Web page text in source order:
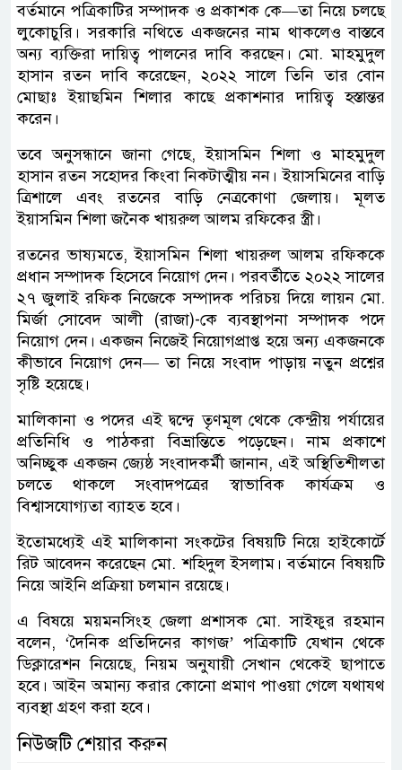
বর্তমানে পত্রিকাটির সম্পাদক ও প্রকাশক কে—তা নিয়ে চলছে
লুকোচুরি। সরকারি নথিতে একজনের নাম থাকলেও বাস্তবে
অন্য ব্যক্তিরা দায়িত্ব পালনের দাবি করছেন। মো. মাহমুদুল
হাসান রতন দাবি করেছেন, ২০২২ সালে তিনি তার বোন
মোছাঃ ইয়াছমিন শিলার কাছে প্রকাশনার দায়িত্ব হস্তান্তর
করেন।
তবে অনুসন্ধানে জানা গেছে, ইয়াসমিন শিলা ও মাহমুদুল
হাসান রতন সহোদর কিংবা নিকটাত্মীয় নন। ইয়াসমিনের বাড়ি
ত্রিশালে এবং রতনের বাড়ি নেত্রকোণা জেলায়। মূলত
ইয়াসমিন শিলা জনৈক খায়রুল আলম রফিকের স্ত্রী।
রতনের ভাষ্যমতে, ইয়াসমিন শিলা খায়রুল আলম রফিককে
প্রধান সম্পাদক হিসেবে নিয়োগ দেন। পরবর্তীতে ২০২২ সালের
২৭ জুলাই রফিক নিজেকে সম্পাদক পরিচয় দিয়ে লায়ন মো.
মির্জা সোবেদ আলী (রাজা)-কে ব্যবস্থাপনা সম্পাদক পদে
নিয়োগ দেন। একজন নিজেই নিয়োগপ্রাপ্ত হয়ে অন্য একজনকে
কীভাবে নিয়োগ দেন— তা নিয়ে সংবাদ পাড়ায় নতুন প্রশ্নের
সৃষ্টি হয়েছে।
মালিকানা ও পদের এই দ্বন্দ্বে তৃণমূল থেকে কেন্দ্রীয় পর্যায়ের
প্রতিনিধি ও পাঠকরা বিভ্রান্তিতে পড়েছেন। নাম প্রকাশে
অনিচ্ছুক একজন জ্যেষ্ঠ সংবাদকর্মী জানান, এই অস্থিতিশীলতা
চলতে থাকলে সংবাদপত্রের স্বাভাবিক কার্যক্রম ও
বিশ্বাসযোগ্যতা ব্যাহত হবে।
ইতোমধ্যেই এই মালিকানা সংকটের বিষয়টি নিয়ে হাইকোর্টে
রিট আবেদন করেছেন মো. শহিদুল ইসলাম। বর্তমানে বিষয়টি
নিয়ে আইনি প্রক্রিয়া চলমান রয়েছে।
এ বিষয়ে ময়মনসিংহ জেলা প্রশাসক মো. সাইফুর রহমান
বলেন, ‘দৈনিক প্রতিদিনের কাগজ’ পত্রিকাটি যেখান থেকে
ডিক্লারেশন নিয়েছে, নিয়ম অনুযায়ী সেখান থেকেই ছাপাতে
হবে। আইন অমান্য করার কোনো প্রমাণ পাওয়া গেলে যথাযথ
ব্যবস্থা গ্রহণ করা হবে।
নিউজটি শেয়ার করুন